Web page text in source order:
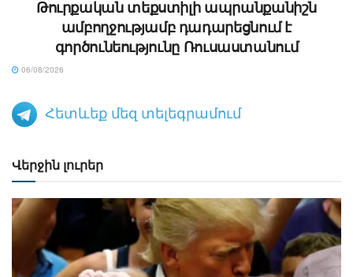
Թուրքական տեքստիլի ապրանքանիշն
ամբողջությամբ դադարեցնում է
գործունեությունը Ռուսաստանում
06/08/2026
Հետևեք մեզ տելեգրամում
Վերջին լուրեր